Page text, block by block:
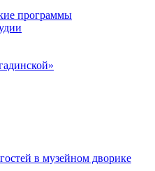
программы